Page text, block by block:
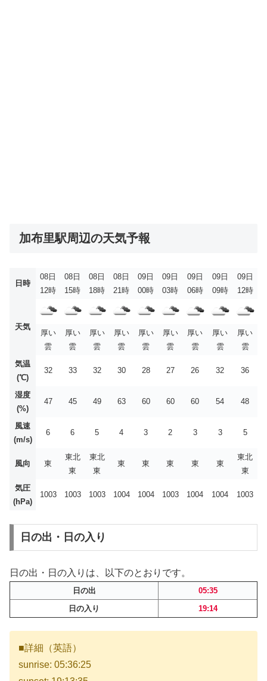
加布里駅周辺の天気予報
日時
08日
12時
08日
15時
08日
18時
08日
21時
09日
00時
09日
03時
09日
06時
09日
09時
09日
12時
天気
厚い
雲
厚い
雲
厚い
雲
厚い
雲
厚い
雲
厚い
雲
厚い
雲
厚い
雲
厚い
雲
気温
(℃)
32 33 32 30 28 27 26 32 36
湿度
(%)
47 45 49 63 60 60 60 54 48
風速
(m/s)
6 6 5 4 3 2 3 3 5
風向 東
東北
東
東北
東
東 東 東 東 東
東北
東
気圧
(hPa)
1003 1003 1003 1004 1004 1003 1004 1004 1003
日の出・日の入り
日の出・日の入りは、以下のとおりです。
日の出
05:35
日の入り
19:14
■詳細（英語）
sunrise: 05:36:25